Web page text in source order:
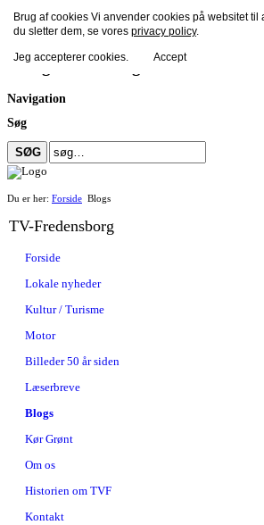
TV-Fredensborg
Navigation vis søg
Navigation
Søg
Du er her: Forside Blogs
TV-Fredensborg
Forside
Lokale nyheder
Kultur / Turisme
Motor
Billeder 50 år siden
Læserbreve
Blogs
Kør Grønt
Om os
Historien om TVF
Kontakt
Brug af cookies Vi anvender cookies på websitet
du sletter dem, se vores privacy policy.
Jeg accepterer cookies. Accept